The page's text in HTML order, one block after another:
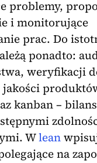
problemy,
i monitorujące
prac. Do
ponadto:
weryfikacji
jakości
kanban –
Wlean
na